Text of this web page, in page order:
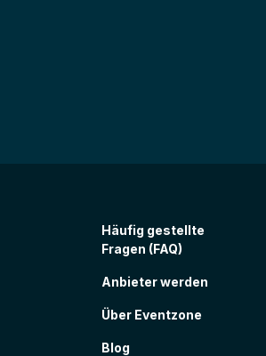
Häufig gestellte
Fragen (FAQ)
Anbieter werden
Über Eventzone
Blog